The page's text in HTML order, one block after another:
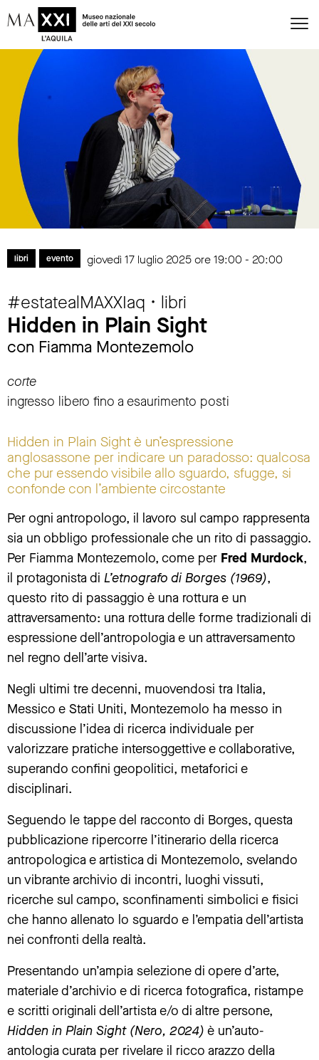
libri evento giovedì 17 luglio 2025 ore 19:00 - 20:00
#estatealMAXXIaq • libri
Hidden in Plain Sight
con Fiamma Montezemolo
corte
ingresso libero fino a esaurimento posti
Hidden in Plain Sight è un’espressione
anglosassone per indicare un paradosso: qualcosa
che pur essendo visibile allo sguardo, sfugge, si
confonde con l’ambiente circostante
Per ogni antropologo, il lavoro sul campo rappresenta
sia un obbligo professionale che un rito di passaggio.
Per Fiamma Montezemolo, come per Fred Murdock,
il protagonista di L’etnografo di Borges (1969),
questo rito di passaggio è una rottura e un
attraversamento: una rottura delle forme tradizionali di
espressione dell’antropologia e un attraversamento
nel regno dell’arte visiva.
Negli ultimi tre decenni, muovendosi tra Italia,
Messico e Stati Uniti, Montezemolo ha messo in
discussione l’idea di ricerca individuale per
valorizzare pratiche intersoggettive e collaborative,
superando confini geopolitici, metaforici e
disciplinari.
Seguendo le tappe del racconto di Borges, questa
pubblicazione ripercorre l’itinerario della ricerca
antropologica e artistica di Montezemolo, svelando
un vibrante archivio di incontri, luoghi vissuti,
ricerche sul campo, sconfinamenti simbolici e fisici
che hanno allenato lo sguardo e l’empatia dell’artista
nei confronti della realtà.
Presentando un’ampia selezione di opere d’arte,
materiale d’archivio e di ricerca fotografica, ristampe
e scritti originali dell’artista e/o di altre persone,
Hidden in Plain Sight (Nero, 2024) è un’auto-
antologia curata per rivelare il ricco arazzo della